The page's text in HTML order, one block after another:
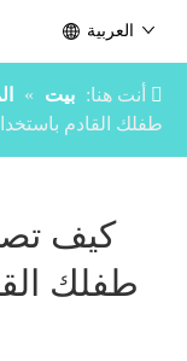
العربية
أنت هنا: بيت »
طفلك القادم
كيف
طفلك